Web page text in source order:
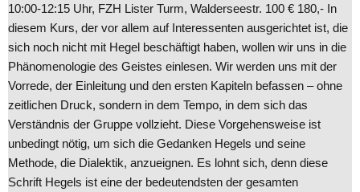
10:00-12:15 Uhr, FZH Lister Turm, Walderseestr. 100 € 180,- In
diesem Kurs, der vor allem auf Interessenten ausgerichtet ist, die
sich noch nicht mit Hegel beschäftigt haben, wollen wir uns in die
Phänomenologie des Geistes einlesen. Wir werden uns mit der
Vorrede, der Einleitung und den ersten Kapiteln befassen – ohne
zeitlichen Druck, sondern in dem Tempo, in dem sich das
Verständnis der Gruppe vollzieht. Diese Vorgehensweise ist
unbedingt nötig, um sich die Gedanken Hegels und seine
Methode, die Dialektik, anzueignen. Es lohnt sich, denn diese
Schrift Hegels ist eine der bedeutendsten der gesamten